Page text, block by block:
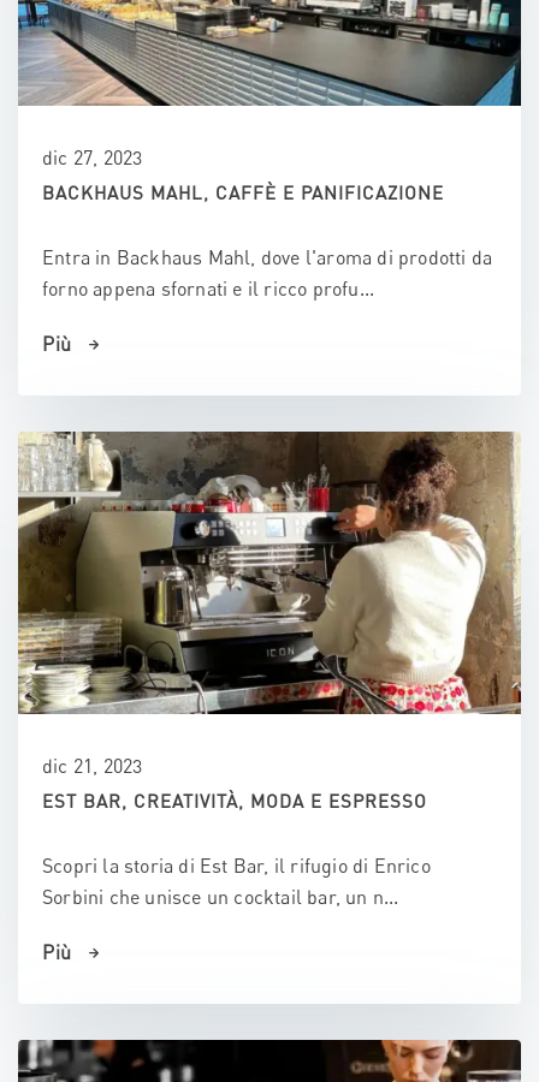
dic 27, 2023
BACKHAUS MAHL, CAFFÈ E PANIFICAZIONE
Entra in Backhaus Mahl, dove l'aroma di prodotti da
forno appena sfornati e il ricco profu...
Più
dic 21, 2023
EST BAR, CREATIVITÀ, MODA E ESPRESSO
Scopri la storia di Est Bar, il rifugio di Enrico
Sorbini che unisce un cocktail bar, un n...
Più